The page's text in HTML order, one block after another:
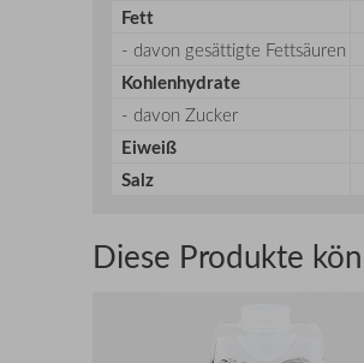
Fett
- davon gesättigte Fettsäuren
Kohlenhydrate
- davon Zucker
Eiweiß
Salz
Diese Produkte